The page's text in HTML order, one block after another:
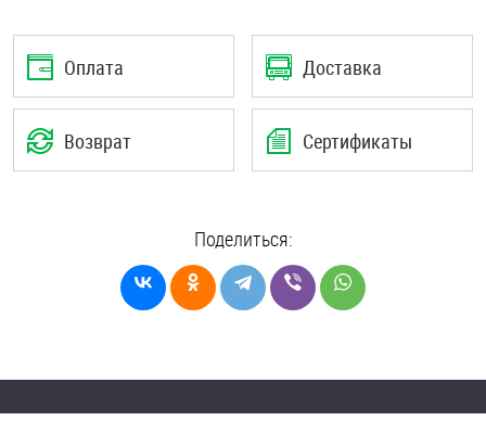
Оплата Доставка
Возврат Сертификаты
Поделиться: